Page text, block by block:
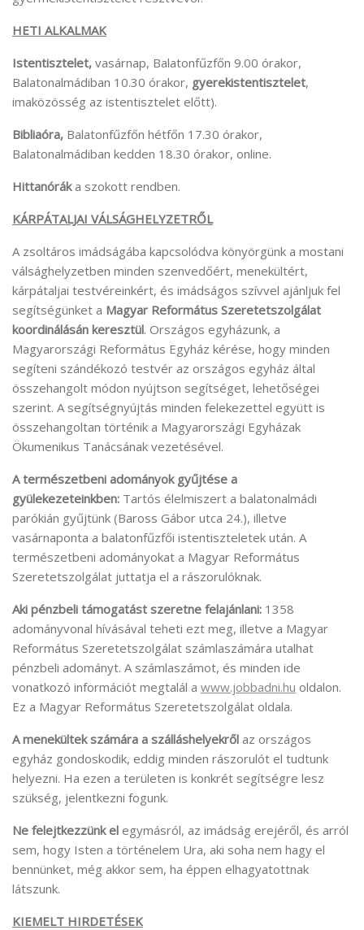
HETI ALKALMAK
Istentisztelet, vasárnap, Balatonfűzfőn 9.00 órakor,
Balatonalmádiban 10.30 órakor, gyerekistentisztelet,
imaközösség az istentisztelet előtt).
Bibliaóra, Balatonfűzfőn hétfőn 17.30 órakor,
Balatonalmádiban kedden 18.30 órakor, online.
Hittanóráka szokott rendben.
KÁRPÁTALJAI VÁLSÁGHELYZETRŐL
A zsoltáros imádságába kapcsolódva könyörgünk a mostani
válsághelyzetben minden szenvedőért, menekültért,
kárpátaljai testvéreinkért, és imádságos szívvel ajánljuk fel
segítségünket a Magyar Református Szeretetszolgálat
koordinálásán keresztül. Országos egyházunk, a
Magyarországi Református Egyház kérése, hogy minden
segíteni szándékozó testvér az országos egyház által
összehangolt módon nyújtson segítséget, lehetőségei
szerint. A segítségnyújtás minden felekezettel együtt is
összehangoltan történik a Magyarországi Egyházak
Ökumenikus Tanácsának vezetésével.
A természetbeni adományok gyűjtése a
gyülekezeteinkben: Tartós élelmiszert a balatonalmádi
parókián gyűjtünk (Baross Gábor utca 24.), illetve
vasárnaponta a balatonfűzfői istentiszteletek után. A
természetbeni adományokat a Magyar Református
Szeretetszolgálat juttatja el a rászorulóknak.
Aki pénzbeli támogatást szeretne felajánlani: 1358
adományvonal hívásával teheti ezt meg, illetve a Magyar
Református Szeretetszolgálat számlaszámára utalhat
pénzbeli adományt. A számlaszámot, és minden ide
vonatkozó információt megtalál a www.jobbadni.hu oldalon.
Ez a Magyar Református Szeretetszolgálat oldala.
A menekültek számára a szálláshelyekről az országos
egyház gondoskodik, eddig minden rászorulót el tudtunk
helyezni. Ha ezen a területen is konkrét segítségre lesz
szükség, jelentkezni fogunk.
Ne felejtkezzünk el egymásról, az imádság erejéről, és arról
sem, hogy Isten a történelem Ura, aki soha nem hagy el
bennünket, még akkor sem, ha éppen elhagyatottnak
látszunk.
KIEMELT HIRDETÉSEK